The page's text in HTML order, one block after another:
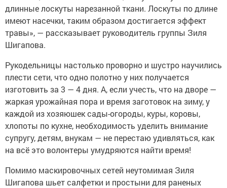
длинные лоскуты нарезанной ткани. Лоскуты по длине
имеют насечки, таким образом достигается эффект
травы», — рассказывает руководитель группы Зиля
Шигапова.
Рукодельницы настолько проворно и шустро научились
плести сети, что одно полотно у них получается
изготовить за 3 — 4 дня. А, если учесть, что на дворе —
жаркая урожайная пора и время заготовок на зиму, у
каждой из хозяюшек сады-огороды, куры, коровы,
хлопоты по кухне, необходимость уделить внимание
супругу, детям, внукам — не перестаю удивляться, как
на всё это волонтеры умудряются найти время!
Помимо маскировочных сетей неутомимая Зиля
Шигапова шьет салфетки и простыни для раненых